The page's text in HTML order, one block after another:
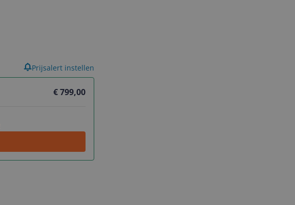
€ 799,00
Prijsalert instellen